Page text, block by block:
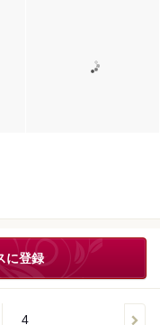
に登録
4